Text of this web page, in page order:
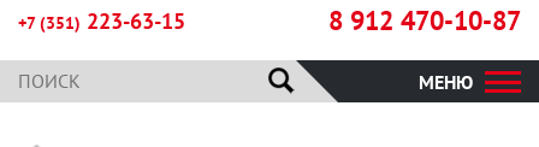
+7 (351) 223-63-15 8 912 470-10-87
МЕНЮ